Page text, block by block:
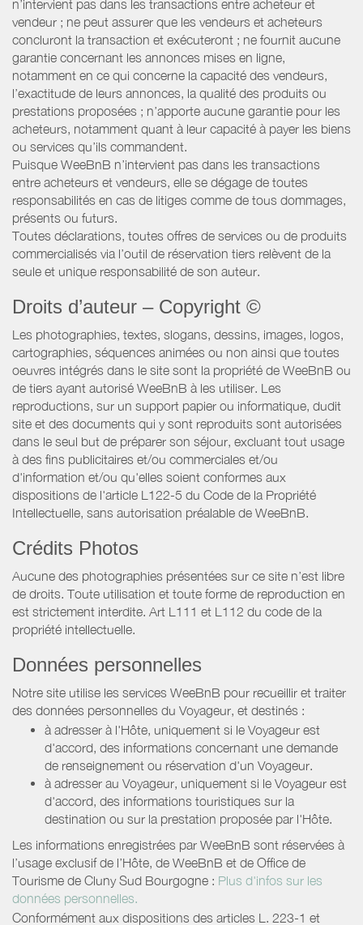
n’intervient pas dans les transactions entre acheteur et
vendeur ; ne peut assurer que les vendeurs et acheteurs
concluront la transaction et exécuteront ; ne fournit aucune
garantie concernant les annonces mises en ligne,
notamment en ce qui concerne la capacité des vendeurs,
l’exactitude de leurs annonces, la qualité des produits ou
prestations proposées ; n’apporte aucune garantie pour les
acheteurs, notamment quant à leur capacité à payer les biens
ou services qu’ils commandent.
Puisque WeeBnB n’intervient pas dans les transactions
entre acheteurs et vendeurs, elle se dégage de toutes
responsabilités en cas de litiges comme de tous dommages,
présents ou futurs.
Toutes déclarations, toutes offres de services ou de produits
commercialisés via l’outil de réservation tiers relèvent de la
seule et unique responsabilité de son auteur.
Droits d’auteur – Copyright ©
Les photographies, textes, slogans, dessins, images, logos,
cartographies, séquences animées ou non ainsi que toutes
oeuvres intégrés dans le site sont la propriété de WeeBnB ou
de tiers ayant autorisé WeeBnB à les utiliser. Les
reproductions, sur un support papier ou informatique, dudit
site et des documents qui y sont reproduits sont autorisées
dans le seul but de préparer son séjour, excluant tout usage
à des fins publicitaires et/ou commerciales et/ou
d'information et/ou qu'elles soient conformes aux
dispositions de l'article L122-5 du Code de la Propriété
Intellectuelle, sans autorisation préalable de WeeBnB.
Crédits Photos
Aucune des photographies présentées sur ce site n’est libre
de droits. Toute utilisation et toute forme de reproduction en
est strictement interdite. Art L111 et L112 du code de la
propriété intellectuelle.
Données personnelles
Notre site utilise les services WeeBnB pour recueillir et traiter
des données personnelles du Voyageur, et destinés :
à adresser à l'Hôte, uniquement si le Voyageur est
d'accord, des informations concernant une demande
de renseignement ou réservation d'un Voyageur.
à adresser au Voyageur, uniquement si le Voyageur est
d'accord, des informations touristiques sur la
destination ou sur la prestation proposée par l'Hôte.
Les informations enregistrées par WeeBnB sont réservées à
l’usage exclusif de l’Hôte, de WeeBnB et de Office de
Tourisme de Cluny Sud Bourgogne : Plus d'infos sur les
données personnelles.
Conformément aux dispositions des articles L. 223-1 et